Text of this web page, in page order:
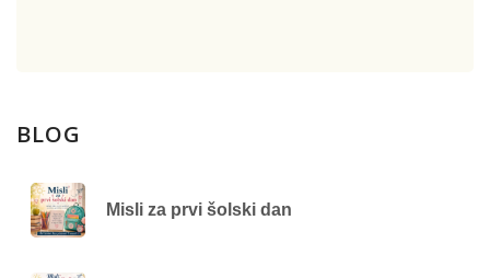
BLOG
Misli za prvi šolski dan